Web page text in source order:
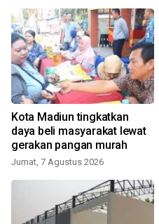
Kota Madiun tingkatkan
daya beli masyarakat lewat
gerakan pangan murah
Jumat, 7 Agustus 2026